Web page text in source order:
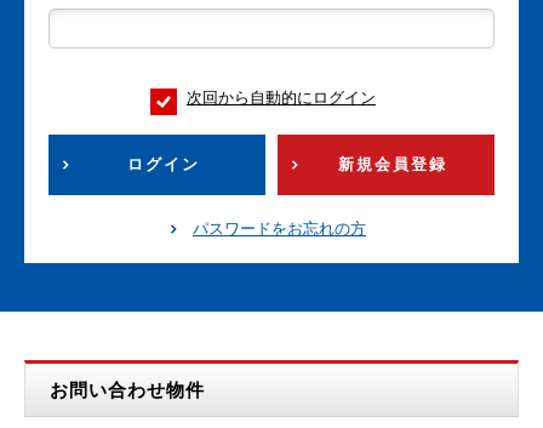
次回から自動的にログイン
ログイン 新規会員登録
パスワードをお忘れの方
お問い合わせ物件